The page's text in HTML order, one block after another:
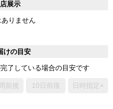
展示
りません
けの目安
了している場合の目安です
前後 10日前後 日時指定×